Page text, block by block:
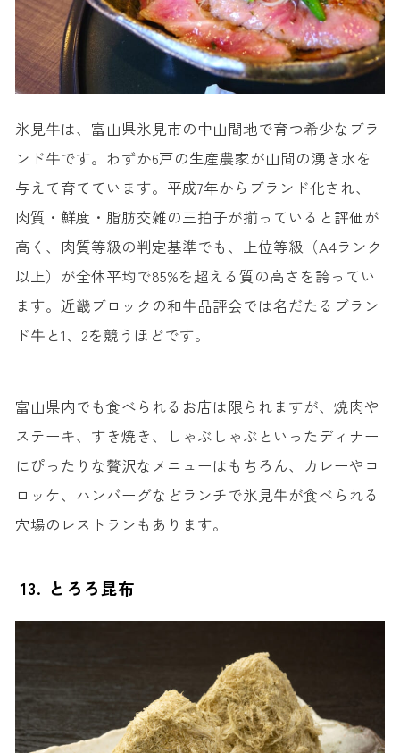
氷見牛は、富山県氷見市の中山間地で育つ希少なブラ
ンド牛です。わずか6戸の生産農家が山間の湧き水を
与えて育てています。平成7年からブランド化され、
肉質・鮮度・脂肪交雑の三拍子が揃っていると評価が
高く、肉質等級の判定基準でも、上位等級（A4ランク
以上）が全体平均で85%を超える質の高さを誇ってい
ます。近畿ブロックの和牛品評会では名だたるブラン
ド牛と1、2を競うほどです。
富山県内でも食べられるお店は限られますが、焼肉や
ステーキ、すき焼き、しゃぶしゃぶといったディナー
にぴったりな贅沢なメニューはもちろん、カレーやコ
ロッケ、ハンバーグなどランチで氷見牛が食べられる
穴場のレストランもあります。
13. とろろ昆布